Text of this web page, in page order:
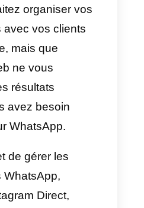
Web ?
Web permet d'avoir
conversations sur
offrant une
de la
vérifier votre